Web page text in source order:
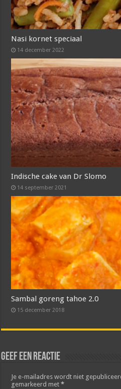
Nasi kornet speciaal
14 december 2022
Indische cake van Dr Slomo
14 september 2021
Sambal goreng tahoe 2.0
15 december 2018
Geef een reactie
Je e-mailadres wordt niet
gemarkeerd met*